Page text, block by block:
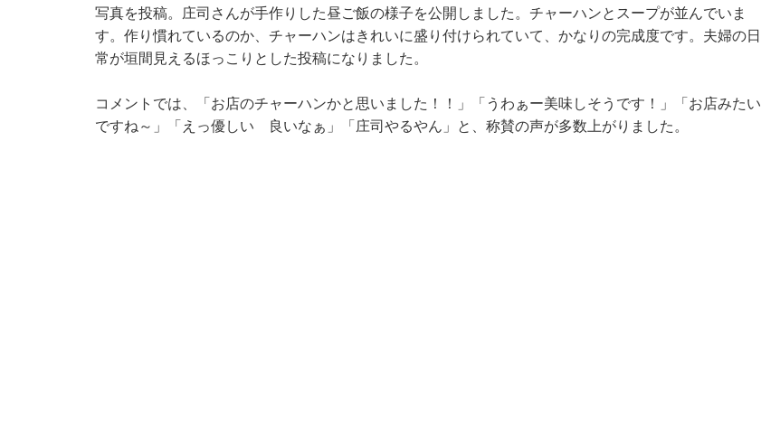
写真を投稿。庄司さんが手作りした昼ご飯の様子を公開しました。チャーハンとスープが並んでいま
す。作り慣れているのか、チャーハンはきれいに盛り付けられていて、かなりの完成度です。夫婦の日
常が垣間見えるほっこりとした投稿になりました。
コメントでは、「お店のチャーハンかと思いました！！」「うわぁー美味しそうです！」「お店みたい
ですね～」「えっ優しい 良いなぁ」「庄司やるやん」と、称賛の声が多数上がりました。